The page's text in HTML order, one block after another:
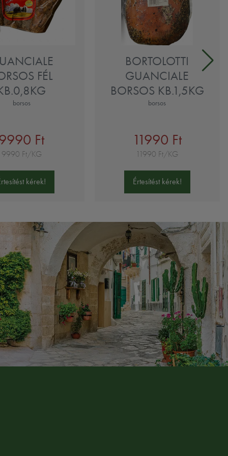
FÉL
borsos
Ft
9990 Ft/KG
kérek!
BORTOLOTTI
GUANCIALE
BORSOS KB.1,5KG
borsos
11990 Ft
11990 Ft/KG
Értesítést kérek!